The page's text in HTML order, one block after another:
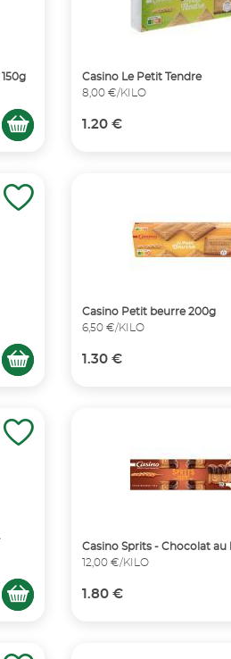
Casino Le Petit Tendre
8,00 €/KILO
1.20 €
Casino Petit beurre 200g
6,50 €/KILO
1.30 €
Casino Sprits - Chocolat au
12,00 €/KILO
1.80 €